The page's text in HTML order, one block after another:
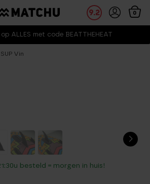
ALLES met code BEATTHEHEAT
9.2 0
SUP Vin
besteld = morgen in huis!